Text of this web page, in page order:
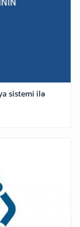
sistemi ilə